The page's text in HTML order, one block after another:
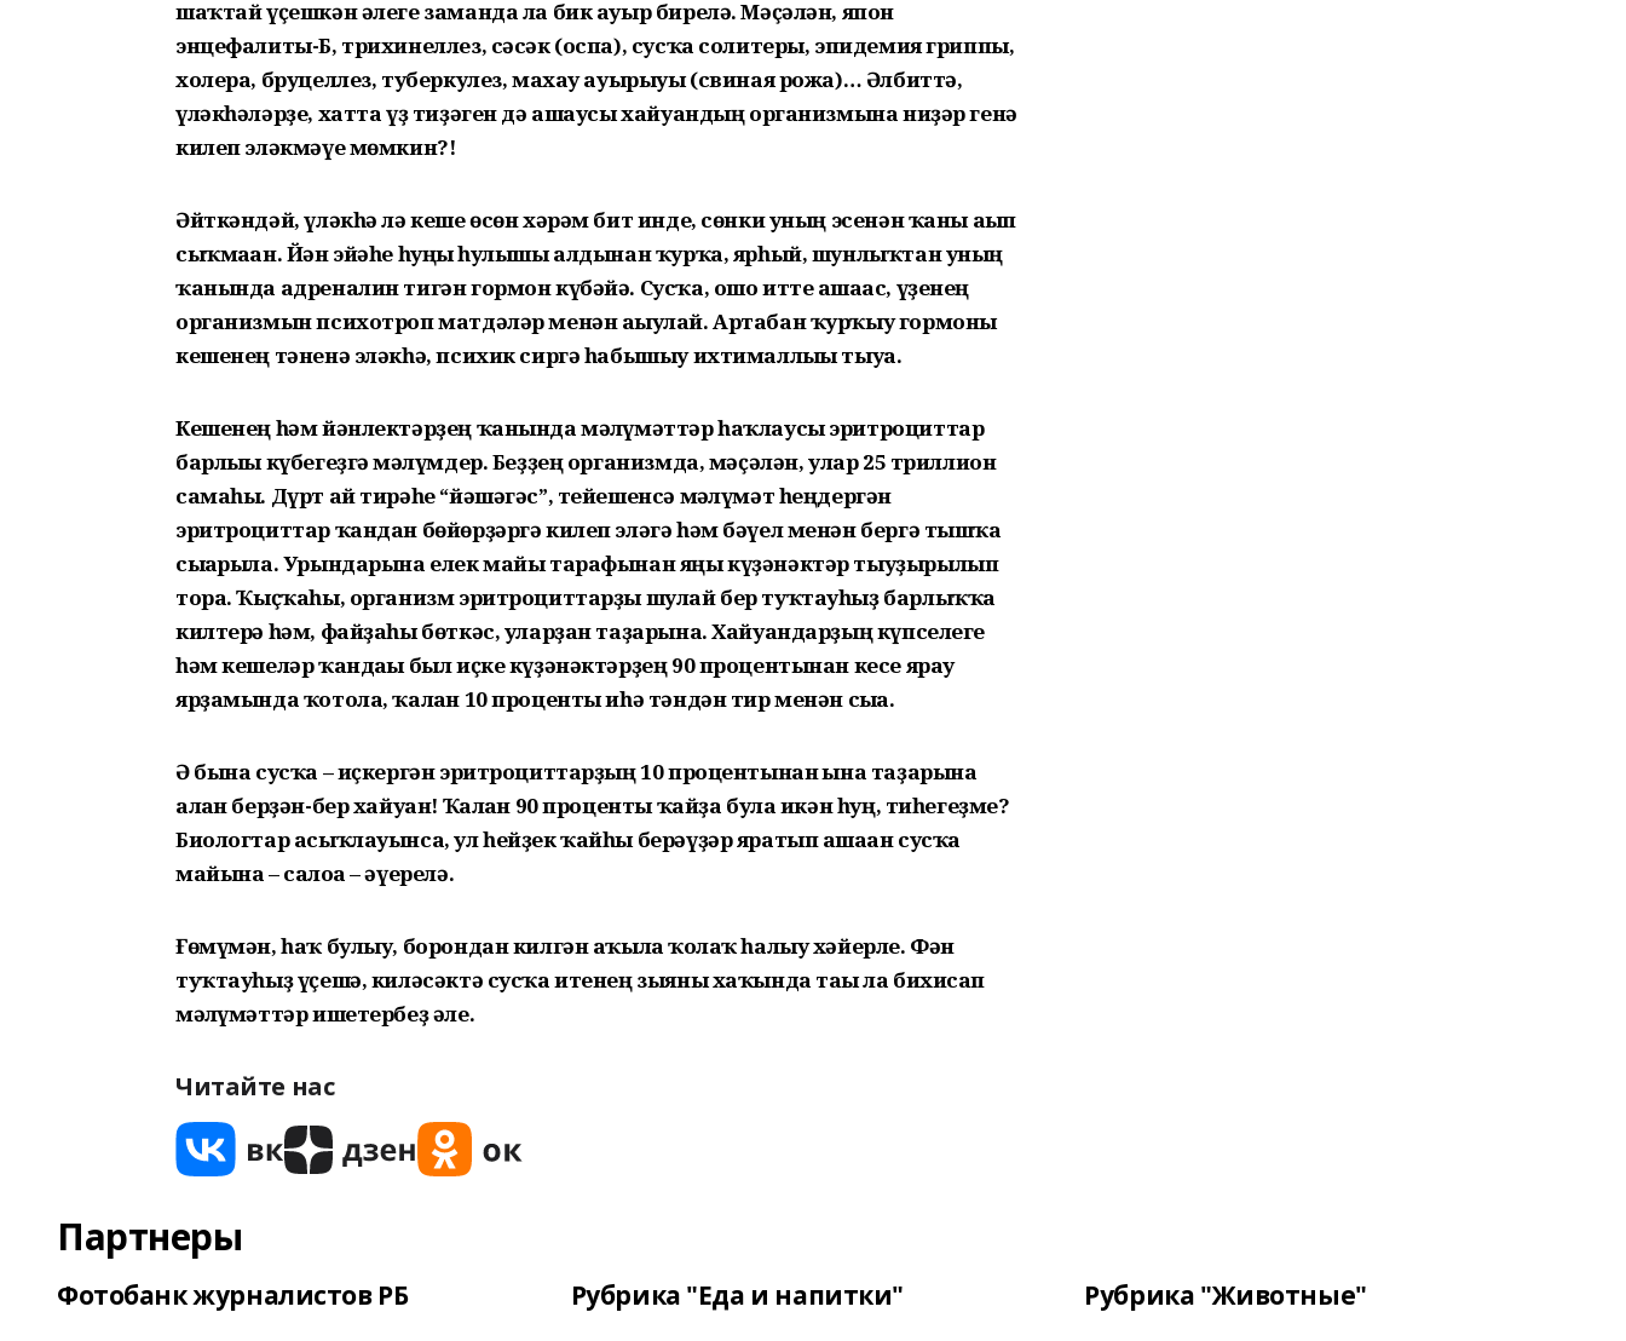
шаҡтай үҫешкән әлеге заманда ла бик ауыр бирелә. Мәҫәлән, япон
энцефалиты-Б, трихинеллез, сәсәк (оспа), сусҡа солитеры, эпидемия гриппы,
холера, бруцеллез, туберкулез, махау ауырыуы (свиная рожа)… Әлбиттә,
үләкһәләрҙе, хатта үҙ тиҙәген дә ашаусы хайуандың организмына ниҙәр генә
килеп эләкмәүе мөмкин?!
Әйткәндәй, үләкһә лә кеше өсөн хәрәм бит инде, сөнки уның эсенән ҡаны ағып
сыҡмаған. Йән эйәһе һуңғы һулышы алдынан ҡурҡа, ярһый, шунлыҡтан уның
ҡанында адреналин тигән гормон күбәйә. Сусҡа, ошо итте ашағас, үҙенең
организмын психотроп матдәләр менән ағыулай. Артабан ҡурҡыу гормоны
кешенең тәненә эләкһә, психик сиргә һабышыу ихтималлығы тыуа.
Кешенең һәм йәнлектәрҙең ҡанында мәғлүмәттәр һаҡлаусы эритроциттар
барлығы күбегеҙгә мәғлүмдер. Беҙҙең организмда, мәҫәлән, улар 25 триллион
самаһы. Дүрт ай тирәһе “йәшәгәс”, тейешенсә мәғлүмәт һеңдергән
эритроциттар ҡандан бөйөрҙәргә килеп эләгә һәм бәүел менән бергә тышҡа
сығарыла. Урындарына елек майы тарафынан яңы күҙәнәктәр тыуҙырылып
тора. Ҡыҫҡаһы, организм эритроциттарҙы шулай бер туҡтауһыҙ барлыҡҡа
килтерә һәм, файҙаһы бөткәс, уларҙан таҙарына. Хайуандарҙың күпселеге
һәм кешеләр ҡандағы был иҫке күҙәнәктәрҙең 90 процентынан кесе ярау
ярҙамында ҡотола, ҡалған 10 проценты иһә тәндән тир менән сыға.
Ә бына сусҡа – иҫкергән эритроциттарҙың 10 процентынан ғына таҙарына
алған берҙән-бер хайуан! Ҡалған 90 проценты ҡайҙа була икән һуң, тиһегеҙме?
Биологтар асыҡлауынса, ул һейҙек ҡайһы берәүҙәр яратып ашаған сусҡа
майына – салоға–әүерелә.
Ғөмүмән, һаҡ булыу, борондан килгән аҡылға ҡолаҡ һалыу хәйерле. Фән
туҡтауһыҙ үҫешә, киләсәктә сусҡа итенең зыяны хаҡында тағы ла бихисап
мәғлүмәттәр ишетербеҙ әле.
Читайте нас
Партнеры
Фотобанк журналистов РБ Рубрика "Еда и напитки" Рубрика "Животные"